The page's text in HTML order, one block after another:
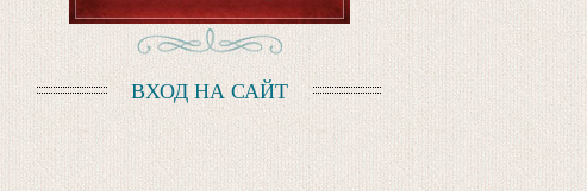
ВХОД НА САЙТ